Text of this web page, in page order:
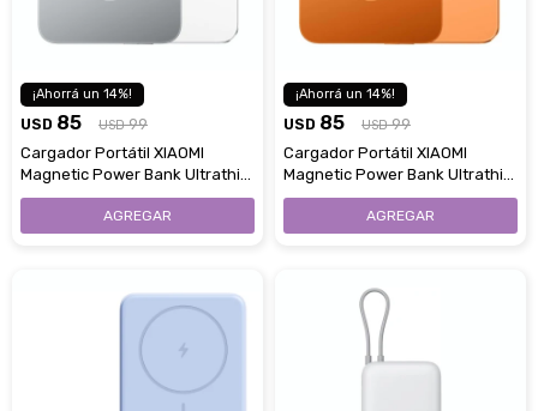
14
USD 85 USD 99
Cargador Portátil XIAOMI
Magnetic Power Bank Ultrathin
15W 5000 mAh - White
14
USD 85 USD 99
Cargador Portátil XIAOMI
Magnetic Power Bank Ultrathin
15W 5000 mAh - Orange